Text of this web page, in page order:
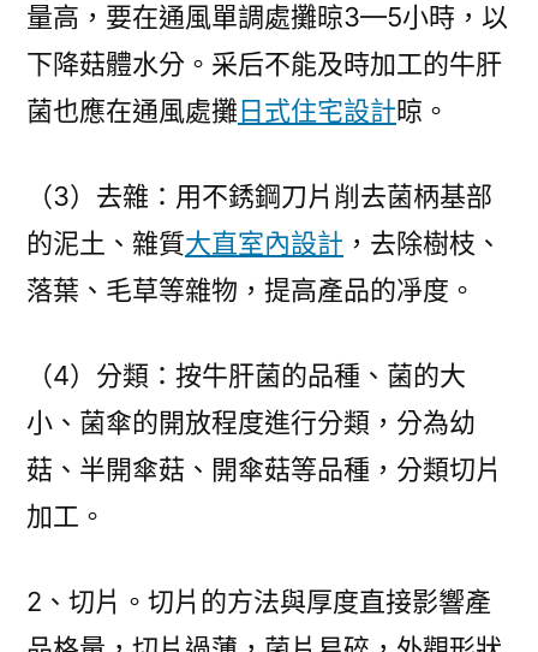
量高，要在通風單調處攤晾3—5小時，以
下降菇體水分。采后不能及時加工的牛肝
菌也應在通風處攤日式住宅設計晾。
（3）去雜：用不銹鋼刀片削去菌柄基部
的泥土、雜質大直室內設計 ，去除樹枝、
落葉、毛草等雜物，提高產品的凈度。
（4）分類：按牛肝菌的品種、菌的大
小、菌傘的開放程度進行分類，分為幼
菇、半開傘菇、開傘菇等品種，分類切片
加工。
2、切片。切片的方法與厚度直接影響產